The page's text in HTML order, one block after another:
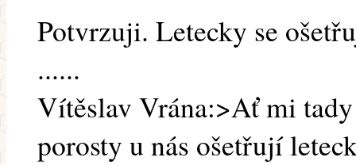
Potvrzuji. Letecky se
......
Vítěslav Vrána:>Ať mi
porosty u nás ošetřují